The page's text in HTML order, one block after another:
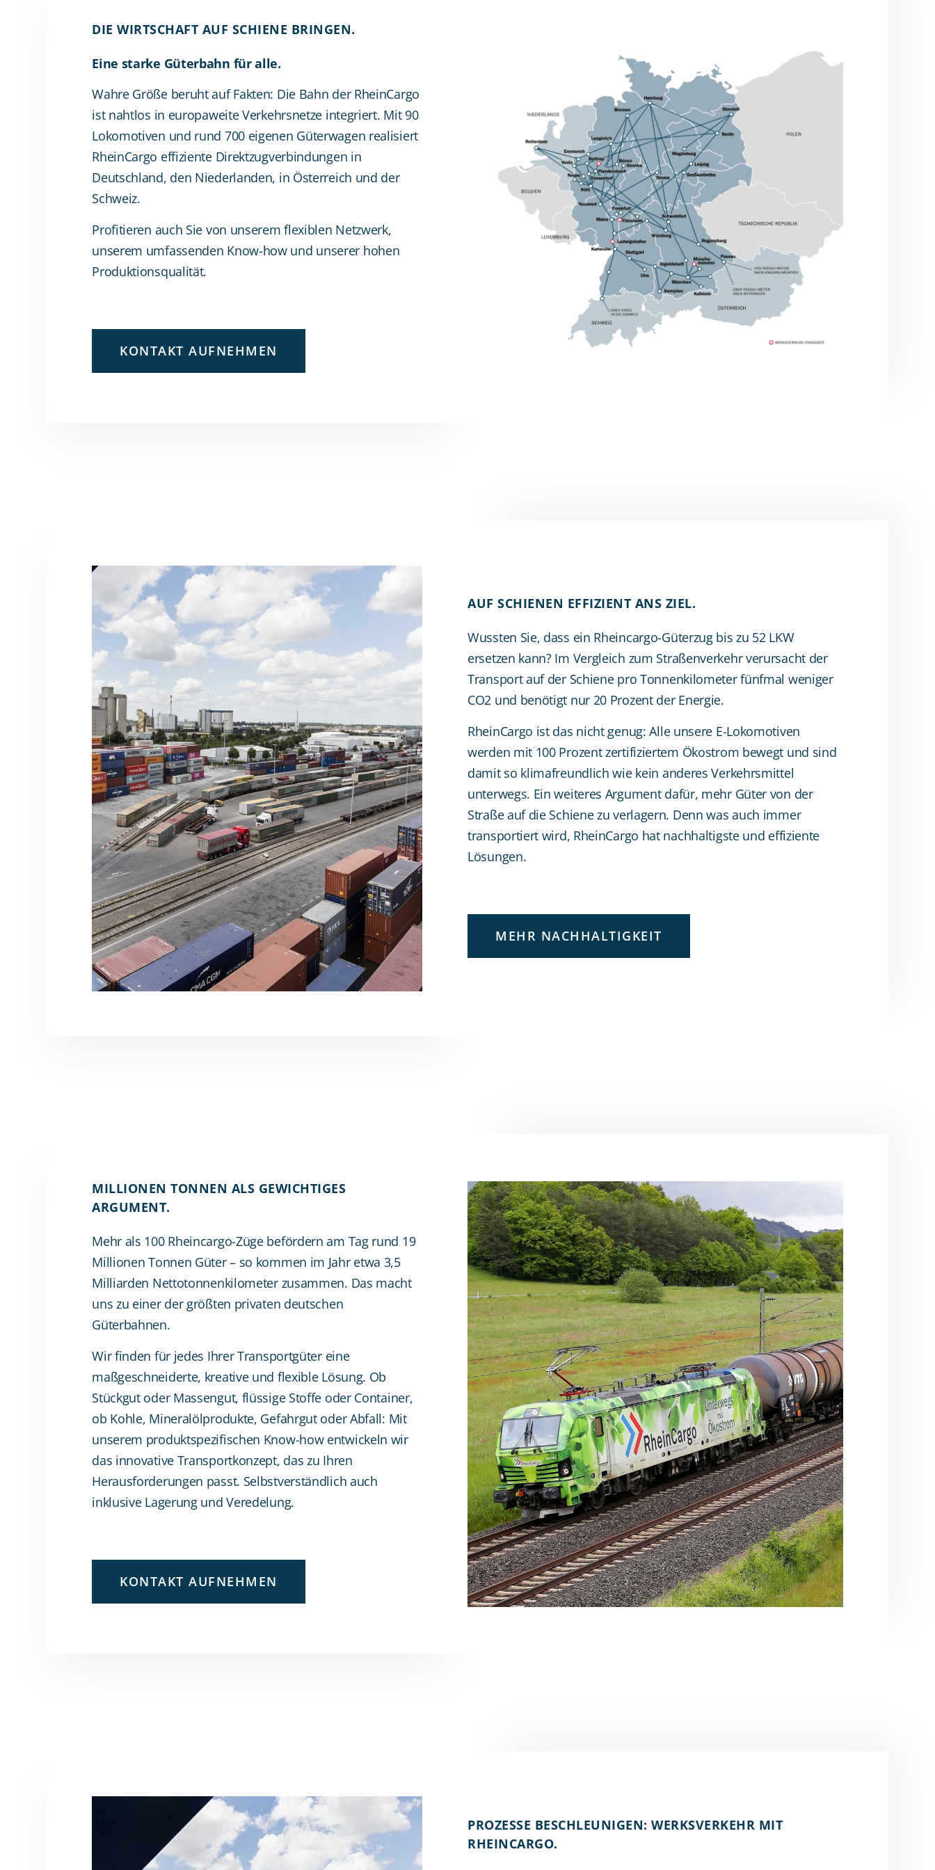
DIE WIRTSCHAFT AUF SCHIENE BRINGEN.
Eine starke Güterbahn für alle.
Wahre Größe beruht auf Fakten: Die Bahn der RheinCargo
ist nahtlos in europaweite Verkehrsnetze integriert. Mit 90
Lokomotiven und rund 700 eigenen Güterwagen realisiert
RheinCargo effiziente Direktzugverbindungen in
Deutschland, den Niederlanden, in Österreich und der
Schweiz.
Profitieren auch Sie von unserem flexiblen Netzwerk,
unserem umfassenden Know-how und unserer hohen
Produktionsqualität.
KONTAKT AUFNEHMEN
AUF SCHIENEN EFFIZIENT ANS ZIEL.
Wussten Sie, dass ein Rheincargo-Güterzug bis zu 52 LKW
ersetzen kann? Im Vergleich zum Straßenverkehr verursacht der
Transport auf der Schiene pro Tonnenkilometer fünfmal weniger
CO2 und benötigt nur 20 Prozent der Energie.
RheinCargo ist das nicht genug: Alle unsere E-Lokomotiven
werden mit 100 Prozent zertifiziertem Ökostrom bewegt und sind
damit so klimafreundlich wie kein anderes Verkehrsmittel
unterwegs. Ein weiteres Argument dafür, mehr Güter von der
Straße auf die Schiene zu verlagern. Denn was auch immer
transportiert wird, RheinCargo hat nachhaltigste und effiziente
Lösungen.
MEHR NACHHALTIGKEIT
MILLIONEN TONNEN ALS GEWICHTIGES
ARGUMENT.
Mehr als 100 Rheincargo-Züge befördern am Tag rund 19
Millionen Tonnen Güter – so kommen im Jahr etwa 3,5
Milliarden Nettotonnenkilometer zusammen. Das macht
uns zu einer der größten privaten deutschen
Güterbahnen.
Wir finden für jedes Ihrer Transportgüter eine
maßgeschneiderte, kreative und flexible Lösung. Ob
Stückgut oder Massengut, flüssige Stoffe oder Container,
ob Kohle, Mineralölprodukte, Gefahrgut oder Abfall: Mit
unserem produktspezifischen Know-how entwickeln wir
das innovative Transportkonzept, das zu Ihren
Herausforderungen passt. Selbstverständlich auch
inklusive Lagerung und Veredelung.
KONTAKT AUFNEHMEN
PROZESSE BESCHLEUNIGEN: WERKSVERKEHR MIT
RHEINCARGO.